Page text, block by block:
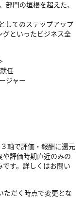
門の垣根を超えた、
してのステップアップ
グといったビジネス全
任
ジャー
軸で評価・報酬に還元
や評価時期直近のみの
す。詳しくはお問い
ただく時点で変更とな